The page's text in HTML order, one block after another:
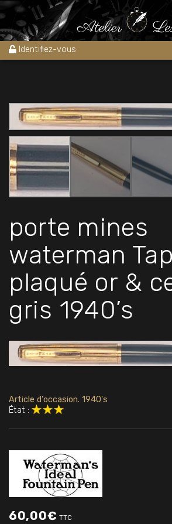
Identifiez-vous
Accueil » Boutique Stylos » porte mines
plaqué or & celluloid gris 1940’s
porte mines
waterman
plaqué or &
gris 1940’s
Article d'occasion. 1940's
État :
60,00€ TTC